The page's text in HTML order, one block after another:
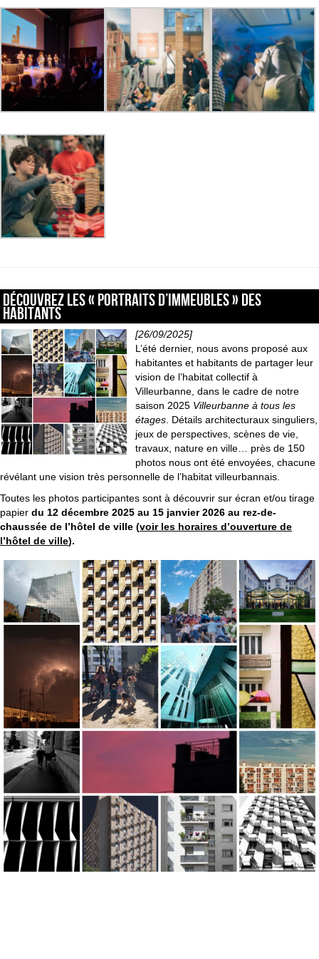
Découvrez les « portraits d’immeubles » des
habitants
[26/09/2025]
L’été dernier, nous avons proposé aux
habitantes et habitants de partager leur
vision de l’habitat collectif à
Villeurbanne, dans le cadre de notre
saison 2025 Villeurbanne à tous les
étages. Détails architecturaux singuliers,
jeux de perspectives, scènes de vie,
travaux, nature en ville… près de 150
photos nous ont été envoyées, chacune
révélant une vision très personnelle de l’habitat villeurbannais.
Toutes les photos participantes sont à découvrir sur écran et/ou tirage
papier du 12 décembre 2025 au 15 janvier 2026 au rez-de-
chaussée de l’hôtel de ville (voir les horaires d’ouverture de
l’hôtel de ville).